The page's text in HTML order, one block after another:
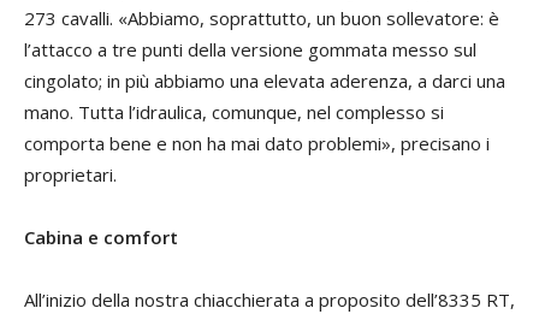
273 cavalli. «Abbiamo, soprattutto, un buon sollevatore: è
l’attacco a tre punti della versione gommata messo sul
cingolato; in più abbiamo una elevata aderenza, a darci una
mano. Tutta l’idraulica, comunque, nel complesso si
comporta bene e non ha mai dato problemi», precisano i
proprietari.
Cabina e comfort
All’inizio della nostra chiacchierata a proposito dell’8335 RT,